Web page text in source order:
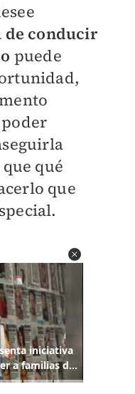
de conducir
puede
qué
que